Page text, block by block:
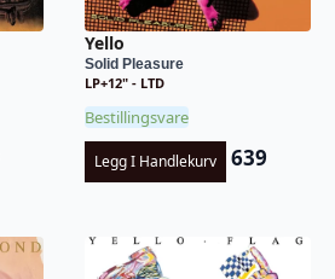
Yello
Solid Pleasure
LP+12" - LTD
Bestillingsvare
Legg I Handlekurv 639